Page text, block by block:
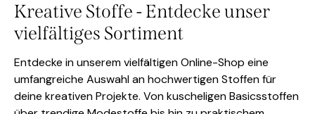
Kreative Stoffe - Entdecke unser
vielfältiges Sortiment
Entdecke in unserem vielfältigen Online-Shop eine
umfangreiche Auswahl an hochwertigen Stoffen für
deine kreativen Projekte. Von kuscheligen Basicsstoffen